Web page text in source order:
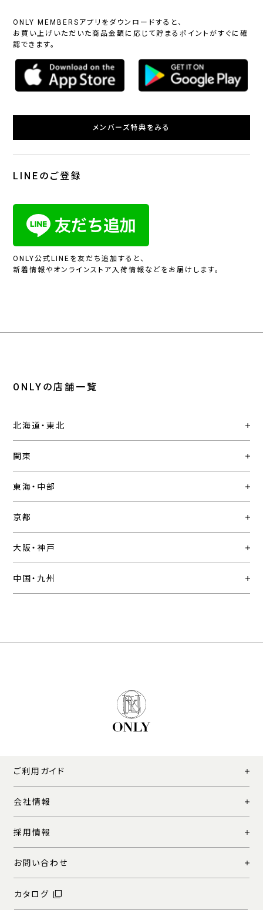
ONLY MEMBERSアプリをダウンロードすると、
お買い上げいただいた商品金額に応じて貯まるポイントがすぐに確
認できます。
メンバーズ特典をみる
LINEのご登録
ONLY公式LINEを友だち追加すると、
新着情報やオンラインストア入荷情報などをお届けします。
ONLYの店舗一覧
北海道・東北
関東
東海・中部
京都
大阪・神戸
中国・九州
ご利用ガイド
会社情報
採用情報
お問い合わせ
カタログ